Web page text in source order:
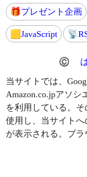
💢本人訴訟
🌱家庭菜園
🍅プチトマト
🌿ペパーミント
📝持ち物リスト